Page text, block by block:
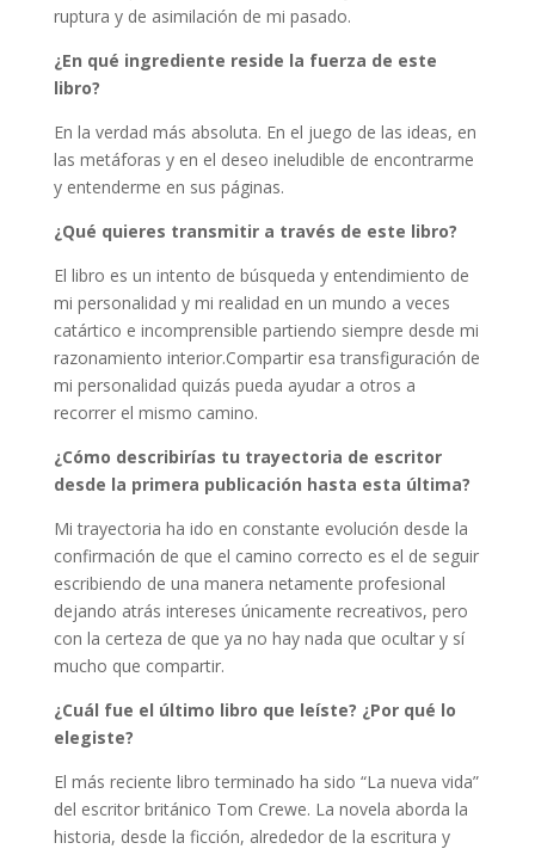
ruptura y de asimilación de mi pasado.
¿En qué ingrediente reside la fuerza de este
libro?
En la verdad más absoluta. En el juego de las ideas, en
las metáforas y en el deseo ineludible de encontrarme
y entenderme en sus páginas.
¿Qué quieres transmitir a través de este libro?
El libro es un intento de búsqueda y entendimiento de
mi personalidad y mi realidad en un mundo a veces
catártico e incomprensible partiendo siempre desde mi
razonamiento interior.Compartir esa transfiguración de
mi personalidad quizás pueda ayudar a otros a
recorrer el mismo camino.
¿Cómo describirías tu trayectoria de escritor
desde la primera publicación hasta esta última?
Mi trayectoria ha ido en constante evolución desde la
confirmación de que el camino correcto es el de seguir
escribiendo de una manera netamente profesional
dejando atrás intereses únicamente recreativos, pero
con la certeza de que ya no hay nada que ocultar y sí
mucho que compartir.
¿Cuál fue el último libro que leíste? ¿Por qué lo
elegiste?
El más reciente libro terminado ha sido “La nueva vida”
del escritor británico Tom Crewe. La novela aborda la
historia, desde la ficción, alrededor de la escritura y